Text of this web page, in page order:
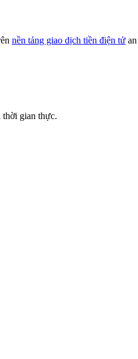
nền tảng giao dịch tiền điện tử
thời gian thực.